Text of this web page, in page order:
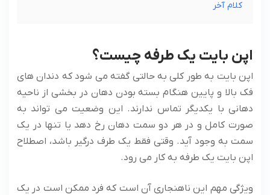
کلام آخر
اپن بایت یک طرفه چیست؟
اپن بایت به طور کلی به حالتی گفته می‌ شود که دندان های
فک بالا و پایین هنگام بسته بودن دهان در بخشی از ناحیه
دهانی با یکدیگر تماس ندارند. این وضعیت می ‌تواند به
صورت کامل و در هر دو سمت دهان رخ دهد یا تنها در یک
سمت به وجود آید. وقتی فقط یک طرف درگیر باشد، اصطلاح
اپن بایت یک طرفه به کار می ‌رود.
ویژگی مهم این ناهنجاری آن است که فرد ممکن است در یک